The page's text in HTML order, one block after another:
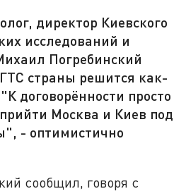
директор Киевского
исследований и
Погребинский
страны решится как-
договорённости просто
Москва и Киев под
- оптимистично
сообщил, говоря с